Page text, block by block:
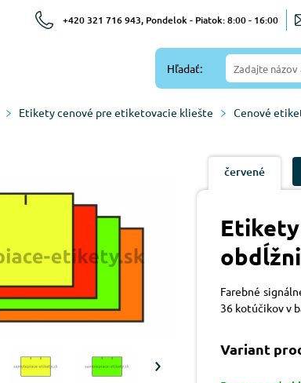
+420 321 716 943, Pondelok - Piatok: 8:00 - 16:00
Hľadať:
Etikety cenové pre etiketovacie kliešte Cenové
červené
Etikety
Farebné
36 kotúčikov v
Variant